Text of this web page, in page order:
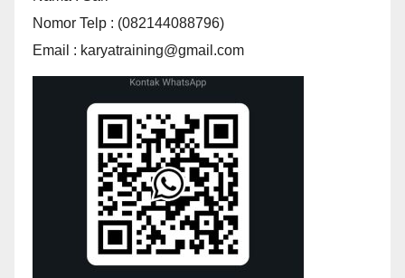
Nomor Telp : (082144088796)
Email : karyatraining@gmail.com